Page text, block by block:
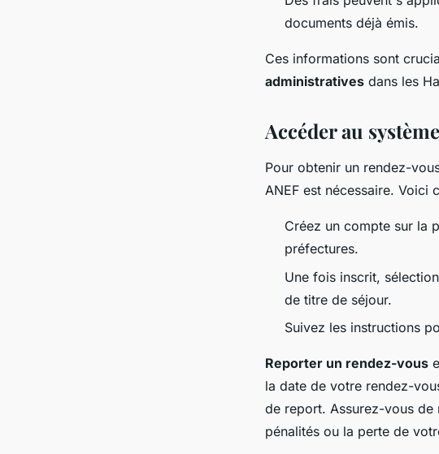
documents déjà émis.
Ces informations sont
administratives dans les
Accéder au
Pour obtenir un rendez-
ANEF est nécessaire. Voici
Créez un compte sur la
préfectures.
Une fois inscrit,
de titre de séjour.
Suivez les instructions
Reporter un rendez-vous
la date de votre rendez-
de report. Assurez-vous de
pénalités ou la perte de